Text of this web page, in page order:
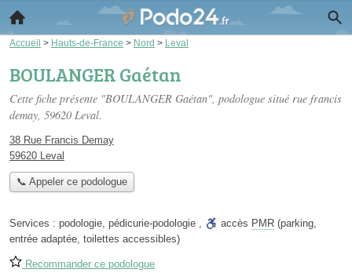
Accueil > Hauts-de-France > Nord > Leval
BOULANGER Gaétan
Cette fiche présente "BOULANGER Gaétan", podologue situé rue francis
demay, 59620 Leval.
38 Rue Francis Demay
59620 Leval
📞 Appeler ce podologue
Services : podologie, pédicurie-podologie , accès PMR (parking,
entrée adaptée, toilettes accessibles)
Recommander ce podologue